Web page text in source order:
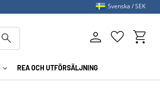
REA OCH UTFÖRSÄLJNING
Favoriter
Svenska SEK